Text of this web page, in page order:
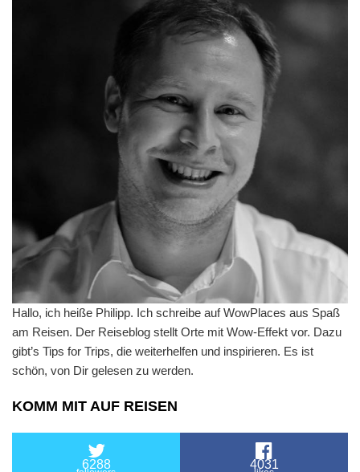
Hallo, ich heiße Philipp. Ich schreibe auf WowPlaces aus Spaß
am Reisen. Der Reiseblog stellt Orte mit Wow-Effekt vor. Dazu
gibt’s Tips for Trips, die weiterhelfen und inspirieren. Es ist
schön, von Dir gelesen zu werden.
KOMM MIT AUF REISEN
6288 4031